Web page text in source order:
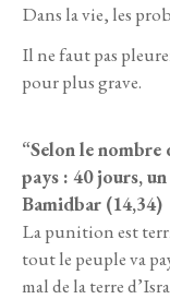
Dans la vie, les
Il ne faut pas
pour plus grave.
“Selon le nombre
pays : 40 jours,
Bamidbar (14,34)
La punition est
tout le peuple va
mal de la terre